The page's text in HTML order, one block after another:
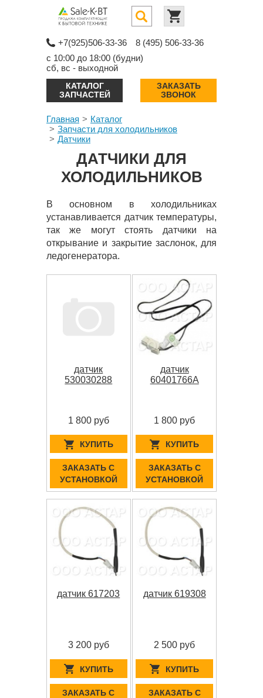
+7(925)506-33-36
8 (495) 506-33-36
с 10:00 до 18:00 (будни)
сб, вс - выходной
КАТАЛОГ
ЗАПЧАСТЕЙ
ЗАКАЗАТЬ
ЗВОНОК
Главная
Каталог
Запчасти для холодильников
Датчики
ДАТЧИКИ ДЛЯ
ХОЛОДИЛЬНИКОВ
В основном в холодильниках
устанавливается датчик температуры,
так же могут стоять датчики на
открывание и закрытие заслонок, для
ледогенератора.
датчик
530030288
1 800 руб
КУПИТЬ
ЗАКАЗАТЬ С
УСТАНОВКОЙ
датчик
60401766A
1 800 руб
КУПИТЬ
ЗАКАЗАТЬ С
УСТАНОВКОЙ
датчик 617203
3 200 руб
КУПИТЬ
ЗАКАЗАТЬ С
датчик 619308
2 500 руб
КУПИТЬ
ЗАКАЗАТЬ С